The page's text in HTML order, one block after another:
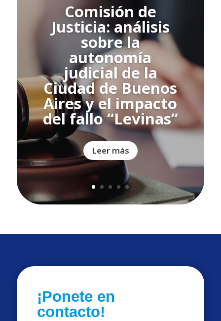
Comisión de
Justicia: análisis
sobre la
autonomía
judicial de la
Ciudad de Buenos
Aires y el impacto
del fallo “Levinas”
Leer más
¡Ponete en
contacto!